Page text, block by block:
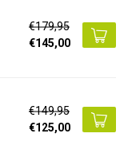
€179,95
€145,00
€149,95
€125,00